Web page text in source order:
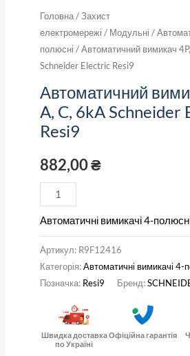
Головна/Захист
електромережі / Модульні /
полюсні / Автоматичний вимикач
Schneider Electric Resi9
Автоматичний
A, C, 6kA Schneider
Resi9
882,00₴
Автоматичні вимикачі 4-
Артикул: R9F12416
Категорія:Автоматичні вимикачі 4-
Позначка: Resi9 Бренд:
Швидка доставка
по Україні
Офіційна гарантія